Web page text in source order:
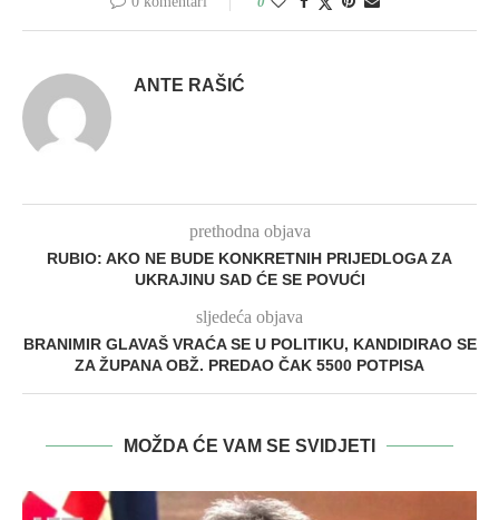
ANTE RAŠIĆ
prethodna objava
RUBIO: AKO NE BUDE KONKRETNIH PRIJEDLOGA ZA
UKRAJINU SAD ĆE SE POVUĆI
sljedeća objava
BRANIMIR GLAVAŠ VRAĆA SE U POLITIKU, KANDIDIRAO SE
ZA ŽUPANA OBŽ. PREDAO ČAK 5500 POTPISA
MOŽDA ĆE VAM SE SVIDJETI